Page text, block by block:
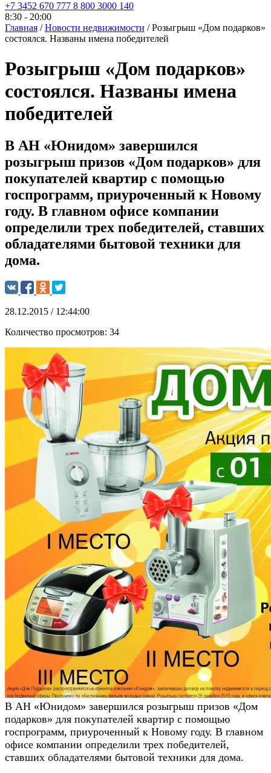
+7 3452 670 777 8 800 3000 140
8:30 - 20:00
Главная / Новости недвижимости / Розыгрыш «Дом подарков»
состоялся. Названы имена победителей
Розыгрыш «Дом подарков»
состоялся. Названы имена
победителей
В АН «Юнидом» завершился
розыгрыш призов «Дом подарков» для
покупателей квартир с помощью
госпрограмм, приуроченный к Новому
году. В главном офисе компании
определили трех победителей, ставших
обладателями бытовой техники для
дома.
28.12.2015 / 12:44:00
Количество просмотров: 34
В АН «Юнидом» завершился розыгрыш призов «Дом
подарков» для покупателей квартир с помощью
госпрограмм, приуроченный к Новому году. В главном
офисе компании определили трех победителей,
ставших обладателями бытовой техники для дома.